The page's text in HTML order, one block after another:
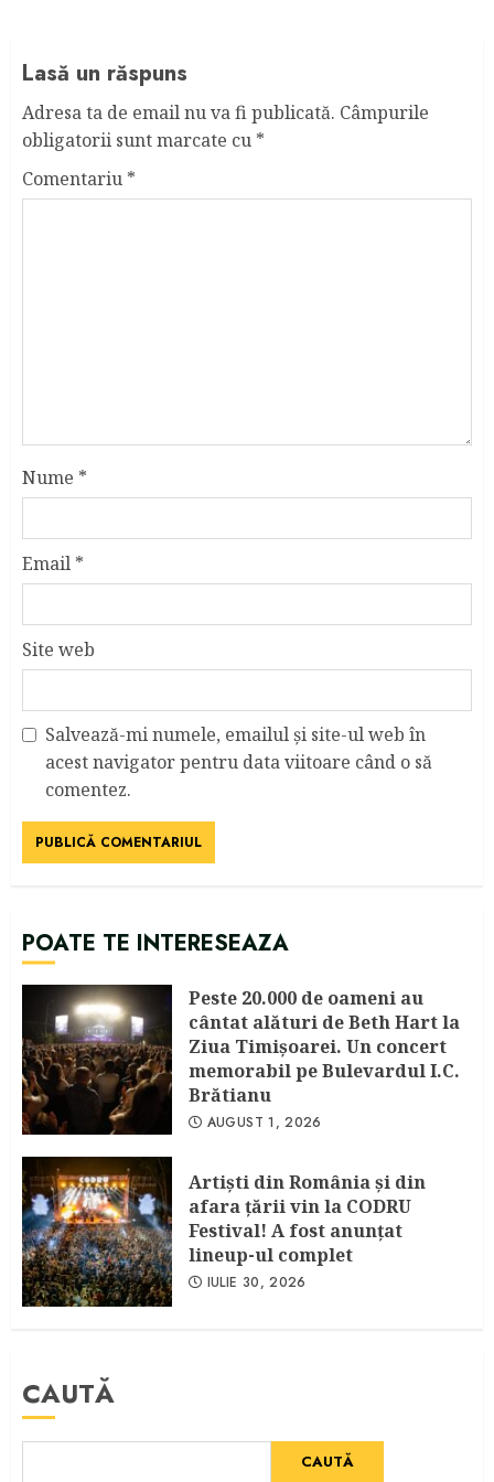
Lasă un răspuns
Adresa ta de email nu va fi publicată. Câmpurile
obligatorii sunt marcate cu *
Comentariu *
Nume *
Email *
Site web
Salvează-mi numele, emailul și site-ul web în
acest navigator pentru data viitoare când o să
comentez.
POATE TE INTERESEAZA
Peste 20.000 de oameni au
cântat alături de Beth Hart la
Ziua Timișoarei. Un concert
memorabil pe Bulevardul I.C.
Brătianu
AUGUST 1, 2026
Artişti din România şi din
afara ţării vin la CODRU
Festival! A fost anunţat
lineup-ul complet
IULIE 30, 2026
CAUTĂ
CAUTĂ